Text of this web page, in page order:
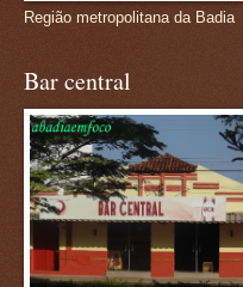
Região metropolitana da Badia
Bar central